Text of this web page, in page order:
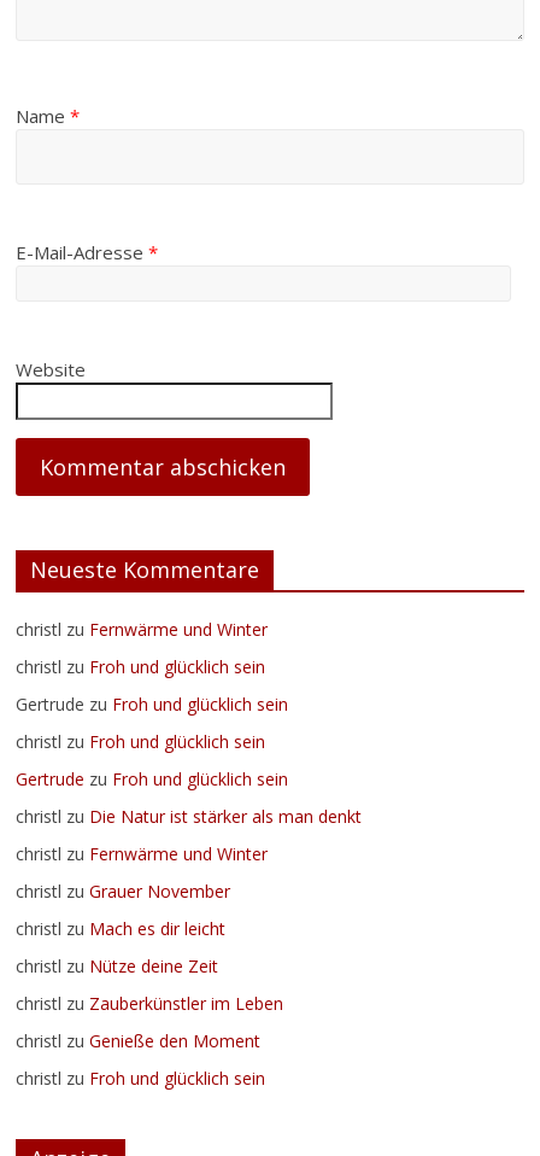
Name*
E-Mail-Adresse*
Website
Neueste Kommentare
christl zu Fernwärme und Winter
christl zu Froh und glücklich sein
Gertrude zu Froh und glücklich sein
christl zu Froh und glücklich sein
Gertrude zu Froh und glücklich sein
christl zu Die Natur ist stärker als man denkt
christl zu Fernwärme und Winter
christl zuGrauer November
christl zu Mach es dir leicht
christl zu Nütze deine Zeit
christl zu Zauberkünstler im Leben
christl zuGenieße den Moment
christl zu Froh und glücklich sein